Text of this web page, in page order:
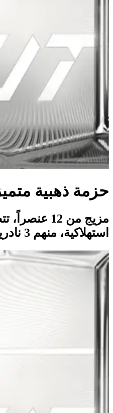
حزمة ذهبية
مزيج من 12
استهلاكية، منهم 3 نادرين.